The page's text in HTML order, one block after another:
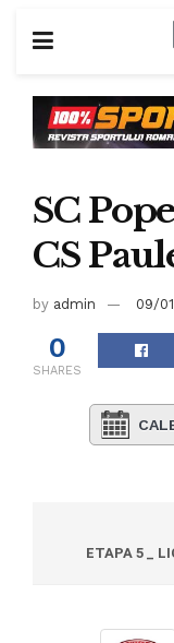
SC
CS
by admin 09/
0
SHARES
ETAPA 5 _